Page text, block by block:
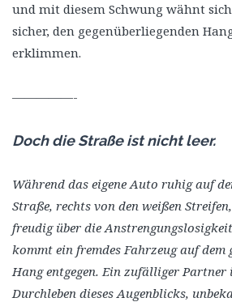
und mit diesem Schwung wähnt
sicher, den gegenüberliegenden
erklimmen.
—————-
Doch die Straße ist nicht leer.
Während das eigene Auto ruhig auf
Straße, rechts von den weißen
freudig über die
kommt ein fremdes Fahrzeug auf dem
Hang entgegen. Ein zufälliger
Durchleben dieses Augenblicks,